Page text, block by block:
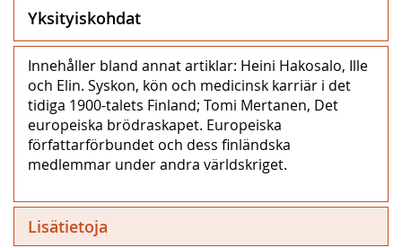
Yksityiskohdat
Innehåller bland annat artiklar: Heini Hakosalo, Ille
och Elin. Syskon, kön och medicinsk karriär i det
tidiga 1900-talets Finland; Tomi Mertanen, Det
europeiska brödraskapet. Europeiska
författarförbundet och dess finländska
medlemmar under andra världskriget.
Lisätietoja